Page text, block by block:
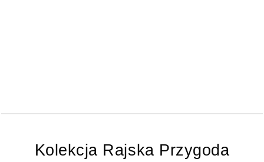
Kolekcja Rajska Przygoda